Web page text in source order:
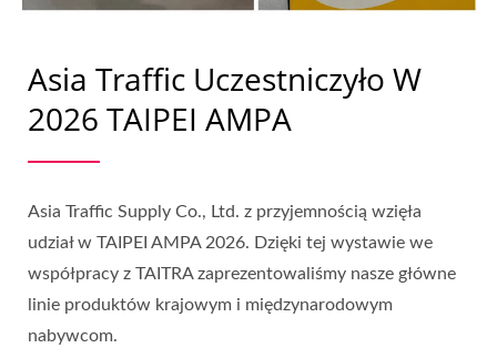
Asia Traffic Uczestniczyło W
2026 TAIPEI AMPA
Asia Traffic Supply Co., Ltd. z przyjemnością wzięła
udział w TAIPEI AMPA 2026. Dzięki tej wystawie we
współpracy z TAITRA zaprezentowaliśmy nasze główne
linie produktów krajowym i międzynarodowym
nabywcom.